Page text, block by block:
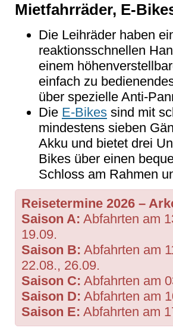
Mietfahrräder, E-
Die Leihräder haben
reaktionsschnellen
einem
einfach zu
über spezielle Anti-
Die E-Bikes sind mit
mindestens sieben
Akku und bietet drei
Bikes über einen
Schloss am Rahmen
Reisetermine 2026 –
Saison A: Abfahrten am
19.09.
Saison B: Abfahrten am
22.08., 26.09.
Saison C: Abfahrten am
Saison D: Abfahrten am
Saison E: Abfahrten am